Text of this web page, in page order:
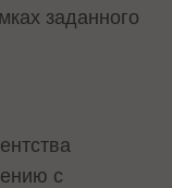
заданного
с